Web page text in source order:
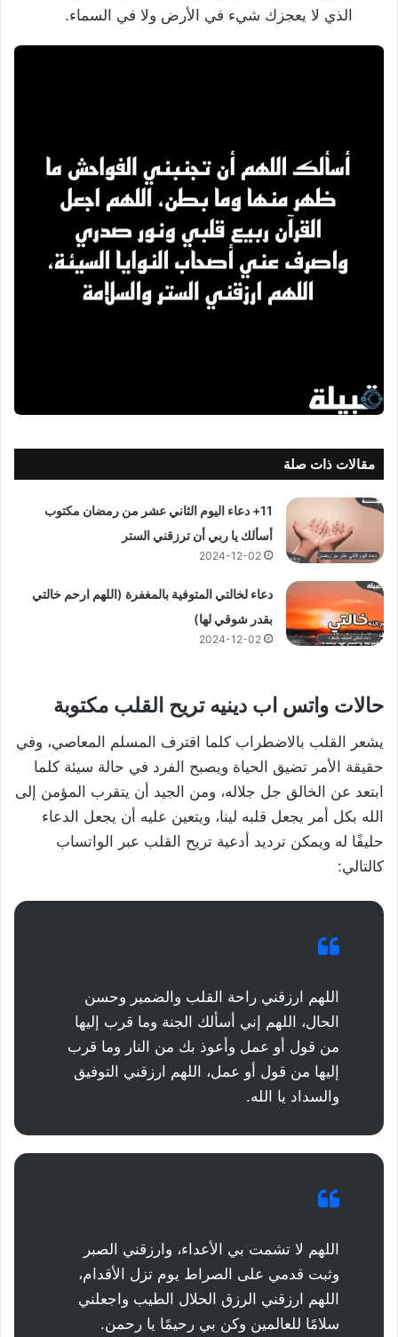
الذي لا يعجزك شيء في الأرض ولا في السماء.
مقالات ذات صلة
11+ دعاء اليوم الثاني عشر من رمضان مكتوب
أسألك يا ربي أن ترزقني الستر
2024-12-02
دعاء لخالتي المتوفية بالمغفرة (اللهم ارحم خالتي
بقدر شوقي لها)
2024-12-02
حالات واتس اب دينيه تريح القلب مكتوبة
يشعر القلب بالاضطراب كلما اقترف المسلم المعاصي، وفي
حقيقة الأمر تضيق الحياة ويصبح الفرد في حالة سيئة كلما
ابتعد عن الخالق جل جلاله، ومن الجيد أن يتقرب المؤمن إلى
الله بكل أمر يجعل قلبه لينا، ويتعين عليه أن يجعل الدعاء
حليفًا له ويمكن ترديد أدعية تريح القلب عبر الواتساب
كالتالي:
اللهم ارزقني راحة القلب والضمير وحسن
الحال، اللهم إني أسألك الجنة وما قرب إليها
من قول أو عمل وأعوذ بك من النار وما قرب
إليها من قول أو عمل، اللهم ارزقني التوفيق
والسداد يا الله.
اللهم لا تشمت بي الأعداء، وارزقني الصبر
وثبت قدمي على الصراط يوم تزل الأقدام،
اللهم ارزقني الرزق الحلال الطيب واجعلني
سلامًا للعالمين وكن بي رحيمًا يا رحمن.